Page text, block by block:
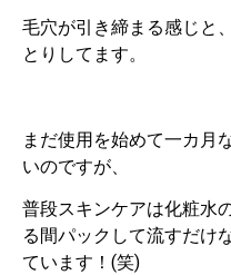
毛穴が引き締まる感じと
とりしてます。
まだ使用を始めて一カ月
いのですが、
普段スキンケアは化粧水
る間パックして流すだけ
ています！(笑)